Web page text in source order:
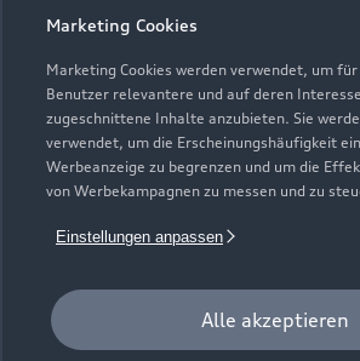
Marketing Cookies
Marketing Cookies werden verwendet, um für
Benutzer relevantere und auf deren
zugeschnittene Inhalte anzubieten. Sie
verwendet, um die Erscheinungshäufigkeit
Werbeanzeige zu begrenzen und um die
von Werbekampagnen zu messen und zu
Einstellungen anpassen
Alle akzeptieren
Geschäftskunden
myAudi
Audi Online Beratung
Online-Terminvereinbarung
Servicekontakt
Bordbuch & Bedienungsanleitungen
Verträge kündigen
Karriere
Investor Relations
Presse & Media Center
Datenschutz
© 2026 AUDI AG. Alle Rechte
Impressum Rechtliches
Datenschutzinformation
Digital Services Act
EU Data Act
Der Umfang des Audi CarCheck wird